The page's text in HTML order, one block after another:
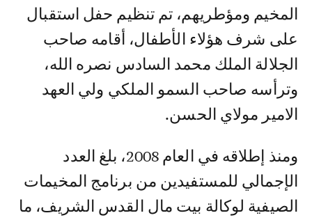
المخيم ومؤطريهم، تم تنظيم حفل استقبال
على شرف هؤلاء الأطفال، أقامه صاحب
الجلالة الملك محمد السادس نصره الله،
وترأسه صاحب السمو الملكي ولي العهد
الامير مولاي الحسن.
ومنذ إطلاقه في العام 2008، بلغ العدد
الإجمالي للمستفيدين من برنامج المخيمات
الصيفية لوكالة بيت مال القدس الشريف، ما